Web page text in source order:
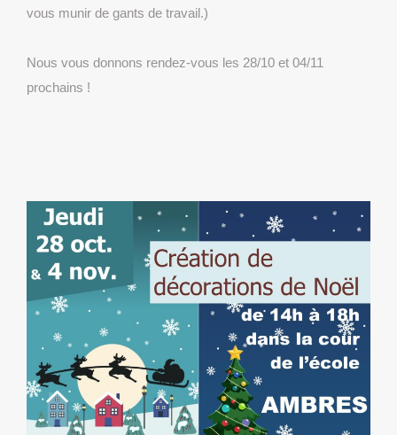
vous munir de gants de travail.)
Nous vous donnons rendez-vous les 28/10 et 04/11
prochains !